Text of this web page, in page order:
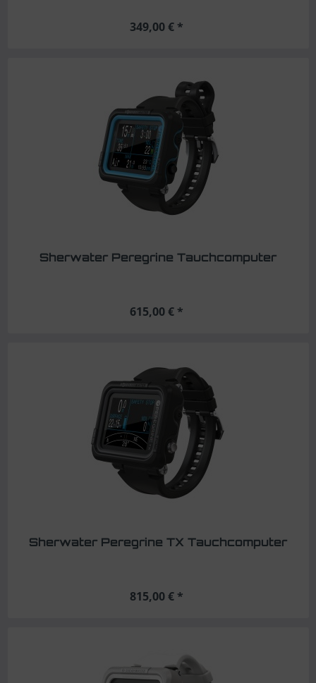
349,00 € *
Sherwater Peregrine Tauchcomputer
615,00 € *
Sherwater Peregrine TX Tauchcomputer
815,00 € *